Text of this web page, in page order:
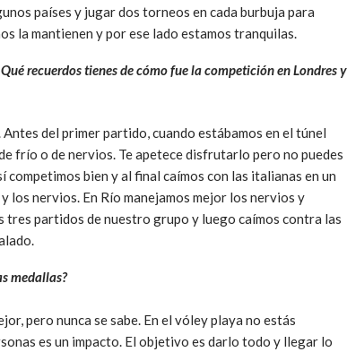
países y jugar dos torneos en cada burbuja para
la mantienen y por ese lado estamos tranquilas.
recuerdos tienes de cómo fue la competición en Londres y
del primer partido, cuando estábamos en el túnel
frío o de nervios. Te apetece disfrutarlo pero no puedes
bien y al final caímos con las italianas en un
nervios. En Río manejamos mejor los nervios y
tres partidos de nuestro grupo y luego caímos contra las
medallas?
pero nunca se sabe. En el vóley playa no estás
es un impacto. El objetivo es darlo todo y llegar lo